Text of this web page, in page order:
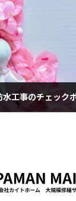
工事のチェック